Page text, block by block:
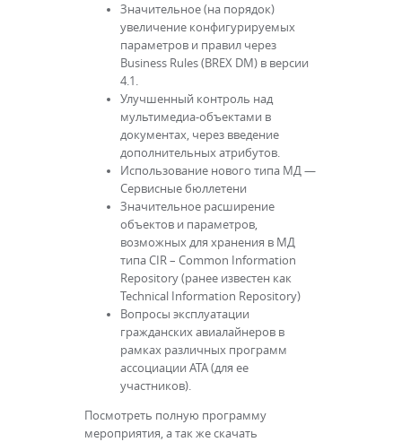
Значительное (на порядок)
увеличение конфигурируемых
параметров и правил через
Business Rules (BREX DM) в версии
4.1.
Улучшенный контроль над
мультимедиа-объектами в
документах, через введение
дополнительных атрибутов.
Использование нового типа МД —
Сервисные бюллетени
Значительное расширение
объектов и параметров,
возможных для хранения в МД
типа CIR – Common Information
Repository (ранее известен как
Technical Information Repository)
Вопросы эксплуатации
гражданских авиалайнеров в
рамках различных программ
ассоциации ATA (для ее
участников).
Посмотреть полную программу
мероприятия, а так же скачать